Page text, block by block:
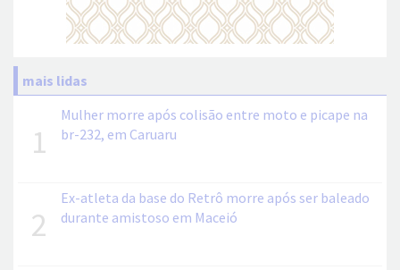
mais lidas
1
Mulher morre após colisão entre moto e picape na
br-232, em Caruaru
2
Ex-atleta da base do Retrô morre após ser baleado
durante amistoso em Maceió